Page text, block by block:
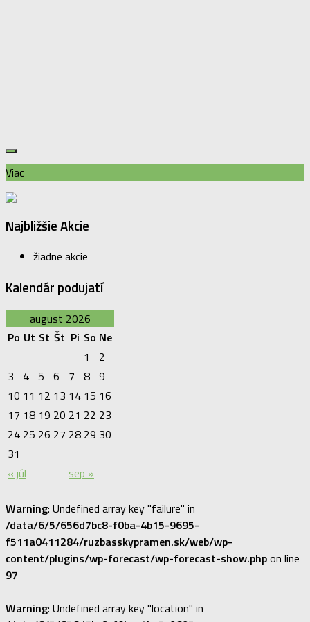
Viac
Najbližšie Akcie
žiadne akcie
Kalendár podujatí
august 2026
Po Ut St Št Pi So Ne
1
2
3
4 5 6 7 8 9
10 11 12 13 14 15 16
17 18 19 20 21 22 23
24 25 26 27 28 29 30
31
« júl
sep »
Warning: Undefined array key "failure" in
/data/6/5/656d7bc8-f0ba-4b15-9695-
f511a0411284/ruzbasskypramen.sk/web/wp-
content/plugins/wp-forecast/wp-forecast-show.phpon line
97
Warning: Undefined array key "location" in